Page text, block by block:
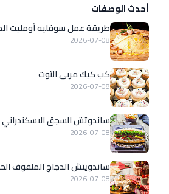
أحدث الوصفات
طريقة عمل سوفليه أومليت
2026-07-08
كب كيك مربى التوت
2026-07-08
ساندوتش السجق الاسكندراني
2026-07-08
ساندويتش الدجاج الملفوف
2026-07-08